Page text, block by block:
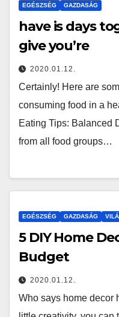
EGÉSZSÉG GAZDASÁG
have is days
give you’re
2020.01.12.
Certainly! Here are
consuming food in a
Eating Tips: Balanced
from all food groups…
EGÉSZSÉG GAZDASÁG
5 DIY Home
Budget
2020.01.12.
Who says home decor